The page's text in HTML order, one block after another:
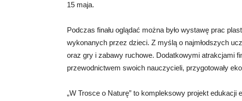
15 maja.
Podczas finału oglądać można było wystawę prac
wykonanych przez dzieci. Z myślą o najmłodszych
oraz gry i zabawy ruchowe. Dodatkowymi atrakcjami
przewodnictwem swoich nauczycieli, przygotowały
„W Trosce o Naturę” to kompleksowy projekt